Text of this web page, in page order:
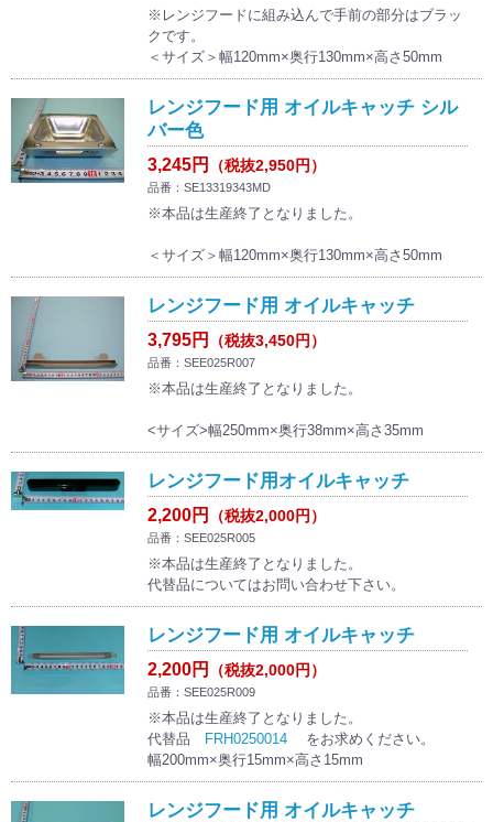
※レンジフードに組み込んで手前の部分はブラッ
クです。
＜サイズ＞幅120mm×奥行130mm×高さ50mm
レンジフード用 オイルキャッチ シル
バー色
3,245円 （税抜2,950円）
品番：SE13319343MD
※本品は生産終了となりました。
＜サイズ＞幅120mm×奥行130mm×高さ50mm
レンジフード用 オイルキャッチ
3,795円 （税抜3,450円）
品番：SEE025R007
※本品は生産終了となりました。
<サイズ>幅250mm×奥行38mm×高さ35mm
レンジフード用オイルキャッチ
2,200円 （税抜2,000円）
品番：SEE025R005
※本品は生産終了となりました。
代替品についてはお問い合わせ下さい。
レンジフード用 オイルキャッチ
2,200円 （税抜2,000円）
品番：SEE025R009
※本品は生産終了となりました。
代替品
FRH0250014
をお求めください。
幅200mm×奥行15mm×高さ15mm
レンジフード用 オイルキャッチ